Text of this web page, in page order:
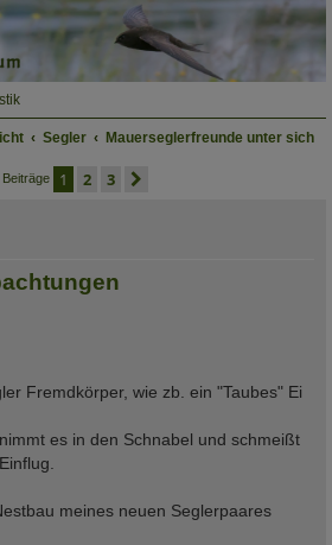
Segler Mauerseglerfreunde unter sich
Beiträge 1 2 3
Fremdkörper, wie zb. ein "Taubes" Ei
es in den Schnabel und schmeißt
meines neuen Seglerpaares